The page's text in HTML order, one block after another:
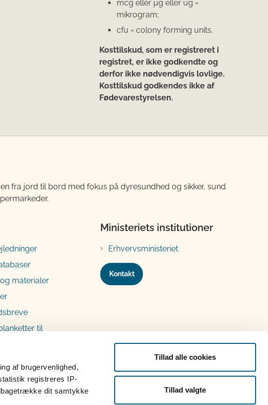
af brugervenlighed,
registreres IP-
dit samtykke
Tillad alle cookies
Tillad valgte
mcg eller μg eller ug =
mikrogram;
cfu = colony forming units.
Kosttilskud, som er registreret i
registret, er ikke godkendte og
derfor ikke nødvendigvis lovlige.
Kosttilskud godkendes ikke af
Fødevarestyrelsen.
fra jord til bord med fokus på dyresundhed og sikker, sund
materialer
til
Ministeriets institutioner
Erhvervsministeriet
Kontakt